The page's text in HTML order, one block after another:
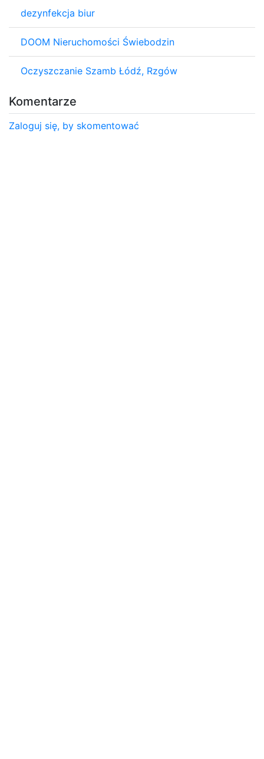
dezynfekcja biur
DOOM Nieruchomości Świebodzin
Oczyszczanie Szamb Łódź, Rzgów
Komentarze
Zaloguj się, by skomentować